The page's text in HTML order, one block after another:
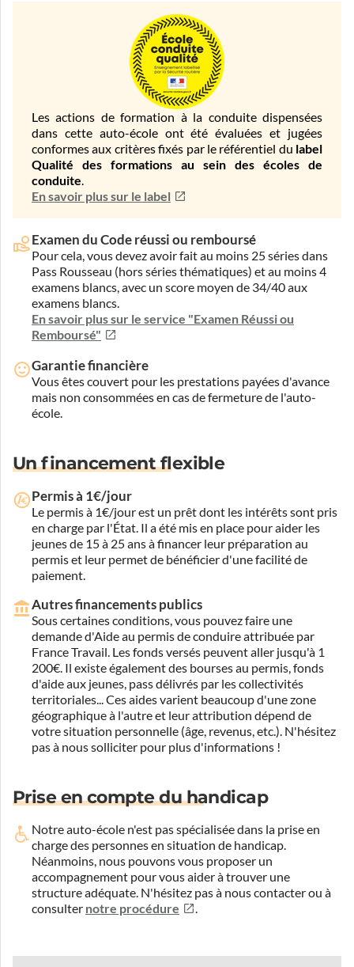
Les actions de formation à la conduite dispensées
dans cette auto-école ont été évaluées et jugées
conformes aux critères fixés par le référentiel du label
Qualité des formations au sein des écoles de
conduite.
En savoir plus sur le label
Examen du Code réussi ou remboursé
Pour cela, vous devez avoir fait au moins 25 séries dans
Pass Rousseau (hors séries thématiques) et au moins 4
examens blancs, avec un score moyen de 34/40 aux
examens blancs.
En savoir plus sur le service "Examen Réussi ou
Remboursé"
Garantie financière
Vous êtes couvert pour les prestations payées d'avance
mais non consommées en cas de fermeture de l'auto-
école.
Un financement flexible
Permis à 1€/jour
Le permis à 1€/jour est un prêt dont les intérêts sont pris
en charge par l'État. Il a été mis en place pour aider les
jeunes de 15 à 25 ans à financer leur préparation au
permis et leur permet de bénéficier d'une facilité de
paiement.
Autres financements publics
Sous certaines conditions, vous pouvez faire une
demande d'Aide au permis de conduire attribuée par
France Travail. Les fonds versés peuvent aller jusqu'à 1
200€. Il existe également des bourses au permis, fonds
d'aide aux jeunes, pass délivrés par les collectivités
territoriales... Ces aides varient beaucoup d'une zone
géographique à l'autre et leur attribution dépend de
votre situation personnelle (âge, revenus, etc.). N'hésitez
pas à nous solliciter pour plus d'informations !
Prise en compte du handicap
Notre auto-école n'est pas spécialisée dans la prise en
charge des personnes en situation de handicap.
Néanmoins, nous pouvons vous proposer un
accompagnement pour vous aider à trouver une
structure adéquate. N'hésitez pas à nous contacter ou à
consulter notre procédure .